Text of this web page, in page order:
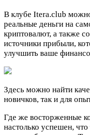
В клубе Itera.club
реальные деньги на
криптовалют, а также
источники прибыли,
улучшить ваше
Здесь можно найти
новичков, так и для
Где же восторженные
настолько успешен, что